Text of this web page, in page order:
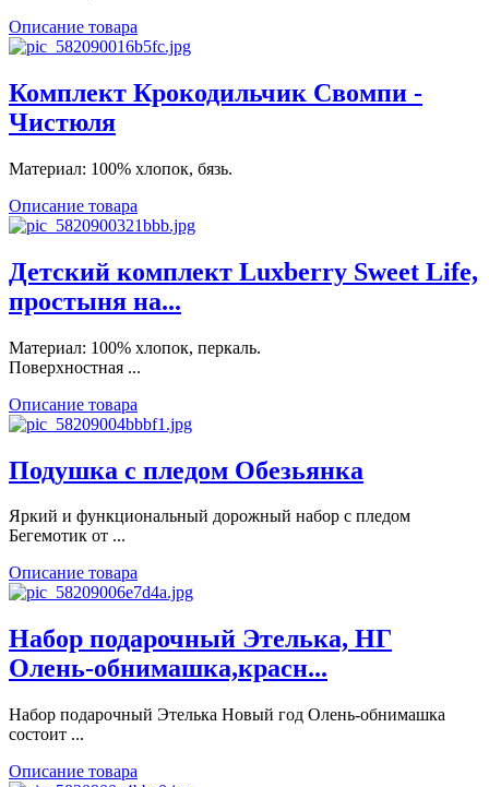
Описание товара
Комплект Крокодильчик Свомпи -
Чистюля
Материал: 100% хлопок, бязь.
Описание товара
Детский комплект Luxberry Sweet Life,
простыня на...
Материал: 100% хлопок, перкаль.
Поверхностная ...
Описание товара
Подушка с пледом Обезьянка
Яркий и функциональный дорожный набор с пледом
Бегемотик от ...
Описание товара
Набор подарочный Этелька, НГ
Олень-обнимашка,красн...
Набор подарочный Этелька Новый год Олень-обнимашка
состоит ...
Описание товара